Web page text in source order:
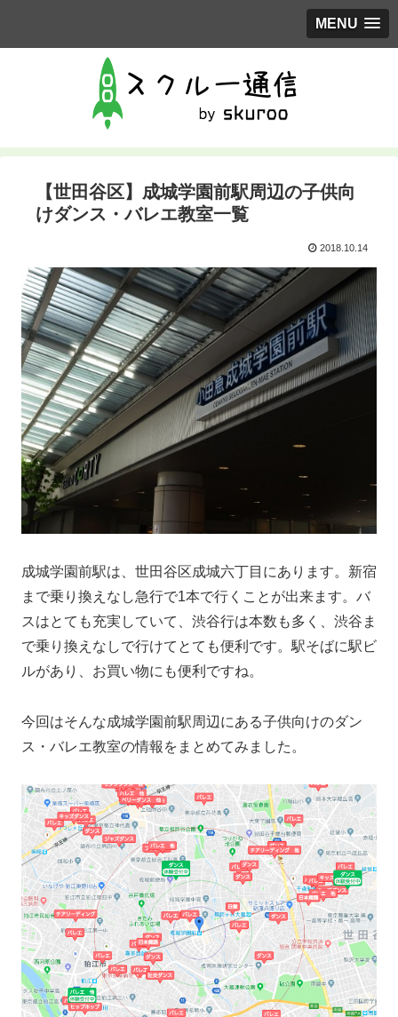
MENU
【世田谷区】成城学園前駅周辺の子供向
けダンス・バレエ教室一覧
2018.10.14
成城学園前駅は、世田谷区成城六丁目にあります。新宿
まで乗り換えなし急行で1本で行くことが出来ます。バ
スはとても充実していて、渋谷行は本数も多く、渋谷ま
で乗り換えなしで行けてとても便利です。駅そばに駅ビ
ルがあり、お買い物にも便利ですね。
今回はそんな成城学園前駅周辺にある子供向けのダン
ス・バレエ教室の情報をまとめてみました。